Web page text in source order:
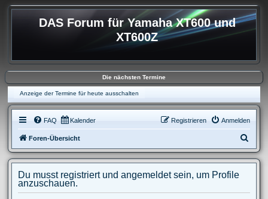
DAS Forum für Yamaha XT600 und
XT600Z
Die nächsten Termine
Anzeige der Termine für heute ausschalten
FAQ Kalender Anmelden
Registrieren
Foren-Übersicht
u
e
Du musst registriert und angemeldet sein, um Profile
anzuschauen.